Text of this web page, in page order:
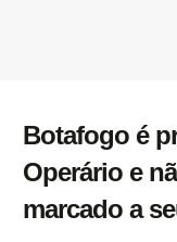
Botafogo é
Operário e
marcado a